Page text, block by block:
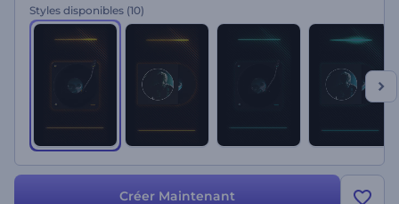
Styles disponibles (10)
Créer Maintenant